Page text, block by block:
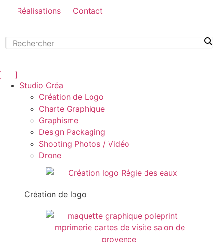
Réalisations Contact
Studio Créa
Création de Logo
Charte Graphique
Graphisme
Design Packaging
Shooting Photos / Vidéo
Drone
Création de logo